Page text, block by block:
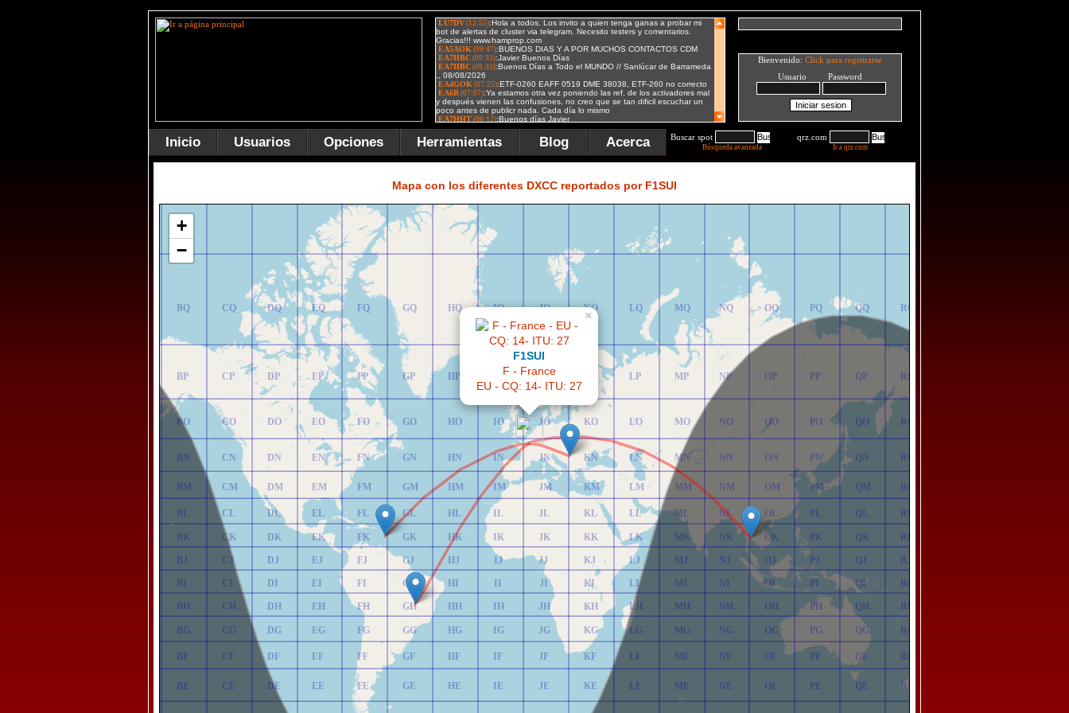
Bienvenido: Click para registrarse
Usuario Password
Inicio Usuarios Opciones Herramientas Blog Acerca Buscar spot
Búsqueda avanzada
qrz.com
Ir a qrz.com
Mapa con los diferentes DXCC reportados por F1SUI
BE
BF
BG
BH
BI
BJ
BK
BL
BM
BN
BO
BP
BQ
BR
CE
CF
CG
CH
CI
CJ
CK
CL
CM
CN
CO
CP
CQ
CR
DE
DF
DG
DH
DI
DJ
DK
DL
DM
DN
DO
DP
DQ
DR
EE
EF
EG
EH
EI
EJ
EK
EL
EM
EN
EO
EP
EQ
ER
FE
FF
FG
FH
FI
FJ
FK
FL
FM
FN
FO
FP
FQ
FR
GE
GF
GG
GH
GI
GJ
GK
GL
GM
GN
GO
GP
GQ
GR
HE
HF
HG
HH
HI
HJ
HK
HL
HM
HN
HO
HP
HQ
HR
IE
IF
IG
IH
II
IJ
IK
IL
IM
IN
IO
IQ
IR
JE
JF
JG
JH
JI
JJ
JK
JL
JM
JN
JO
JP
JQ
JR
KE
KF
KG
KH
KI
KJ
KK
KL
KM
KN
KO
KQ
KR
LE
LF
LG
LH
LI
LJ
LK
LL
LM
LN
LO
LP
LQ
LR
ME
MF
MG
MH
MI
MJ
MK
ML
MM
MN
MO
MP
MQ
MR
NE
NF
NG
NH
NI
NJ
NK
NL
NM
NN
NO
NP
NQ
NR
OE
OF
OG
OH
OI
OJ
OK
OL
OM
ON
OO
OP
OQ
OR
PE
PF
PG
PH
PI
PJ
PK
PL
PM
PN
PO
PP
PQ
PR
QE
QF
QG
QH
QI
QJ
QK
QL
QM
QN
QO
QP
QQ
QR
RE
RF
RG
RH
RI
RJ
RK
RL
RM
RN
RO
RP
RQ
RR
F1SUI
F - France
EU - CQ: 14- ITU: 27
×
+
−